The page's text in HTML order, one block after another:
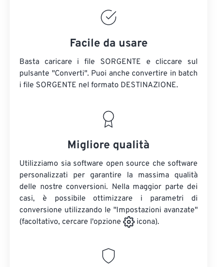
Facile da usare
Basta caricare i file SORGENTE e cliccare sul
pulsante "Converti". Puoi anche convertire in batch
i file SORGENTE nel formato DESTINAZIONE.
Migliore qualità
Utilizziamo sia software open source che software
personalizzati per garantire la massima qualità
delle nostre conversioni. Nella maggior parte dei
casi, è possibile ottimizzare i parametri di
conversione utilizzando le "Impostazioni avanzate"
(facoltativo, cercare l'opzione
icona).